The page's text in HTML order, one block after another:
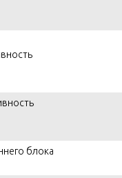
блока